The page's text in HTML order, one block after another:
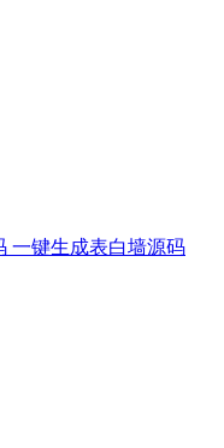
一键生成表白墙源码